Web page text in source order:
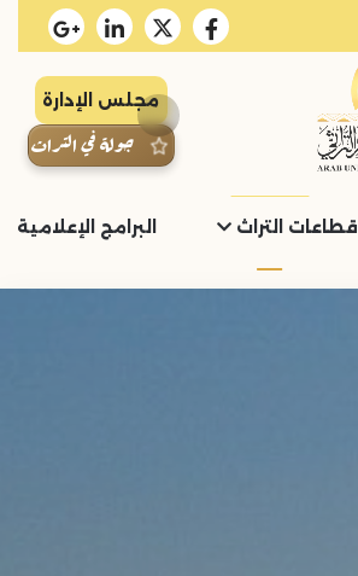
مجلس الإدارة
جولة في التراث
قطاعات التراث البرامج الإعلامية